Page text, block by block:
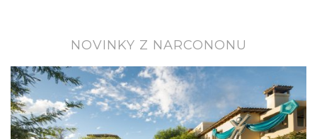
NOVINKY Z NARCONONU